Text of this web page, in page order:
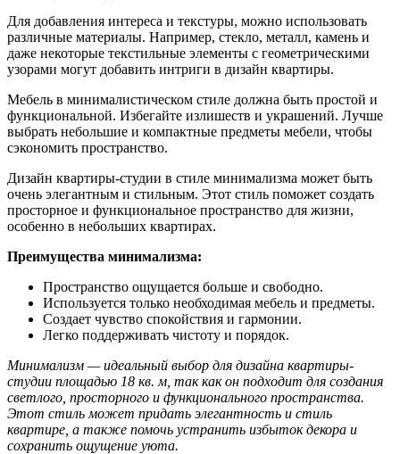
Для добавления интереса и текстуры, можно использовать
различные материалы. Например, стекло, металл, камень и
даже некоторые текстильные элементы с геометрическими
узорами могут добавить интриги в дизайн квартиры.
Мебель в минималистическом стиле должна быть простой и
функциональной. Избегайте излишеств и украшений. Лучше
выбрать небольшие и компактные предметы мебели, чтобы
сэкономить пространство.
Дизайн квартиры-студии в стиле минимализма может быть
очень элегантным и стильным. Этот стиль поможет создать
просторное и функциональное пространство для жизни,
особенно в небольших квартирах.
Преимущества минимализма:
Пространство ощущается больше и свободно.
Используется только необходимая мебель и предметы.
Создает чувство спокойствия и гармонии.
Легко поддерживать чистоту и порядок.
Минимализм — идеальный выбор для дизайна квартиры-
студии площадью 18 кв. м, так как он подходит для создания
светлого, просторного и функционального пространства.
Этот стиль может придать элегантность и стиль
квартире, а также помочь устранить избыток декора и
сохранить ощущение уюта.